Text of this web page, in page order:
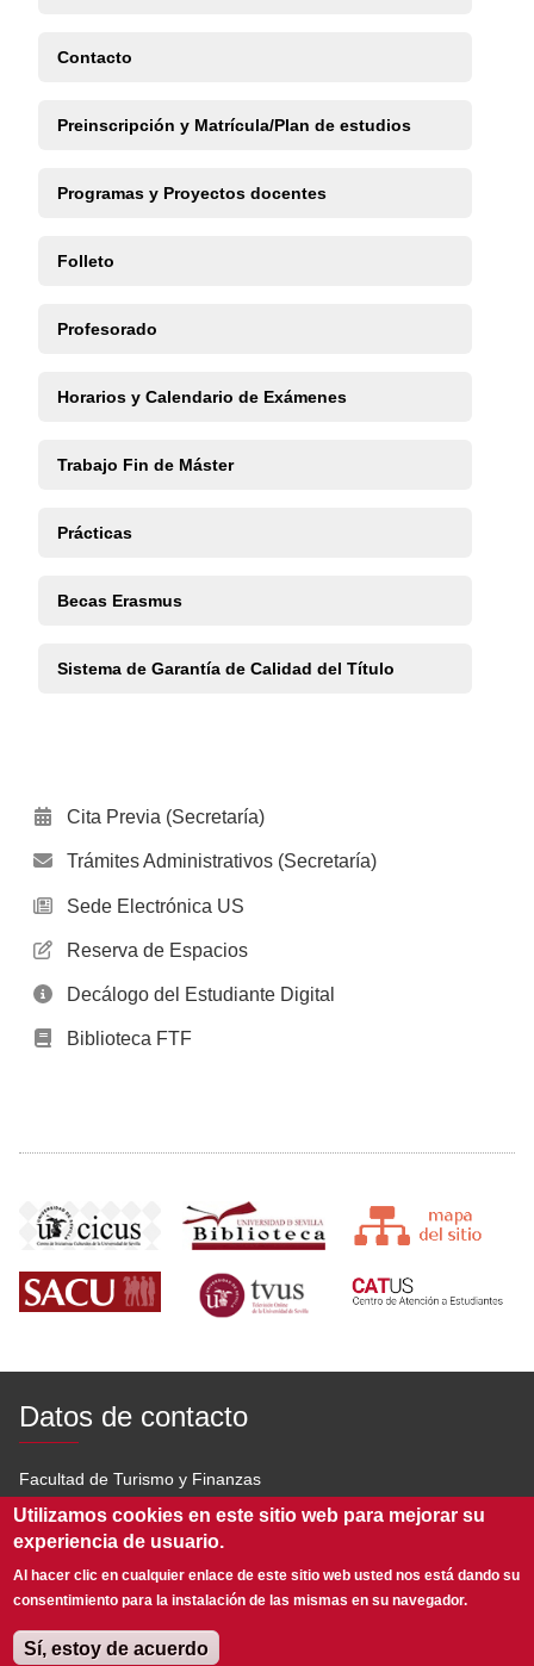
Contacto
Preinscripción y Matrícula/Plan de estudios
Programas y Proyectos docentes
Folleto
Profesorado
Horarios y Calendario de Exámenes
Trabajo Fin de Máster
Prácticas
Becas Erasmus
Sistema de Garantía de Calidad del Título
Cita Previa (Secretaría)
Trámites Administrativos (Secretaría)
Sede Electrónica US
Reserva de Espacios
Decálogo del Estudiante Digital
Biblioteca FTF
Datos de contacto
Facultad de Turismo y Finanzas
Av. San Francisco Javier s/n 41018 Sevilla
954 551 600
Utilizamos cookies en este sitio web para mejorar su
experiencia de usuario.
Al hacer clic en cualquier enlace de este sitio web usted nos está dando su
consentimiento para la instalación de las mismas en su navegador.
Sí, estoy de acuerdo